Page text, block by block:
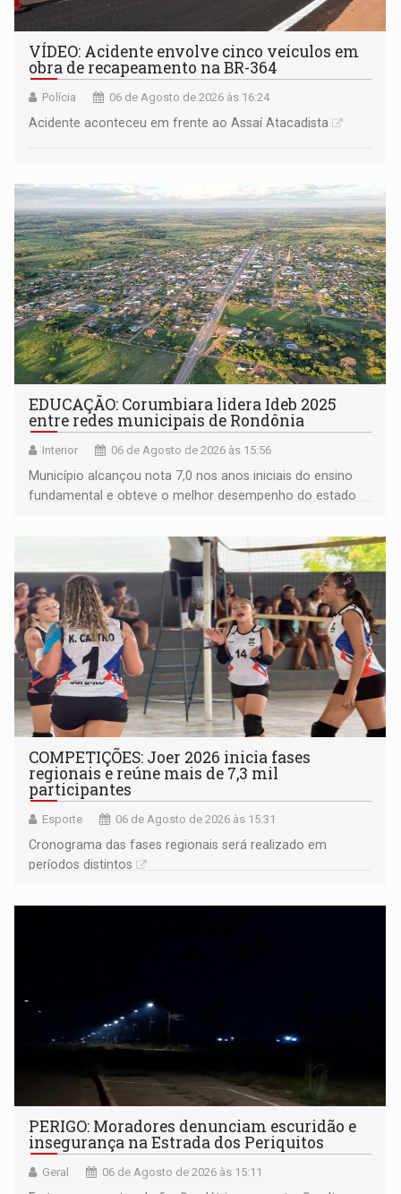
VÍDEO: Acidente envolve cinco veículos em
obra de recapeamento na BR-364
Polícia 06 de Agosto de 2026 às 16:24
Acidente aconteceu em frente ao Assaí Atacadista
EDUCAÇÃO: Corumbiara lidera Ideb 2025
entre redes municipais de Rondônia
Interior 06 de Agosto de 2026 às 15:56
Município alcançou nota 7,0 nos anos iniciais do ensino
fundamental e obteve o melhor desempenho do estado
COMPETIÇÕES: Joer 2026 inicia fases
regionais e reúne mais de 7,3 mil
participantes
Esporte 06 de Agosto de 2026 às 15:31
Cronograma das fases regionais será realizado em
períodos distintos
PERIGO: Moradores denunciam escuridão e
insegurança na Estrada dos Periquitos
Geral 06 de Agosto de 2026 às 15:11